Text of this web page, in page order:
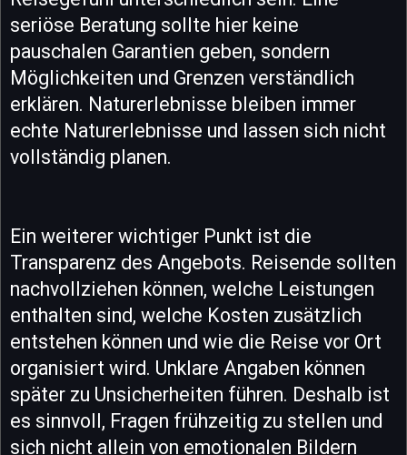
seriöse Beratung sollte hier keine
pauschalen Garantien geben, sondern
Möglichkeiten und Grenzen verständlich
erklären. Naturerlebnisse bleiben immer
echte Naturerlebnisse und lassen sich nicht
vollständig planen.
Ein weiterer wichtiger Punkt ist die
Transparenz des Angebots. Reisende sollten
nachvollziehen können, welche Leistungen
enthalten sind, welche Kosten zusätzlich
entstehen können und wie die Reise vor Ort
organisiert wird. Unklare Angaben können
später zu Unsicherheiten führen. Deshalb ist
es sinnvoll, Fragen frühzeitig zu stellen und
sich nicht allein von emotionalen Bildern